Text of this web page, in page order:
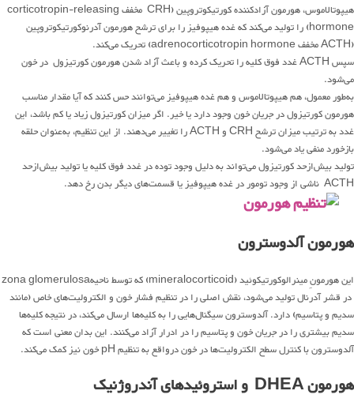
هیپوتالاموس، هورمون آزادکننده کورتیکوتروپین (CRH مخفف corticotropin-releasing
hormone) را تولید می‌کند که غده هیپوفیز را برای ترشح هورمون آدرنوکورتیکوتروپین
(ACTH مخفف adrenocorticotropin hormone) تحریک می‌کند.
سپس ACTH غدد فوق کلیه را تحریک کرده و باعث آزاد شدن هورمون کورتیزول در خون
می‌شود.
به‌طور معمول، هم هیپوتالاموس و هم غده هیپوفیز می‌توانند حس کنند که آیا مقدار مناسب
هورمون کورتیزول در جریان خون وجود دارد یا خیر. اگر میزان کورتیزول زیاد یا کم باشد، این
غدد به ترتیب میزان ترشح CRH و ACTH را تغییر می‌دهند. از این تنظیم، به‌عنوان حلقه
بازخورد منفی یاد می‌شود.
تولید بیش‌ازحد کورتیزول می‌تواند به دلیل وجود توده در غدد فوق کلیه یا تولید بیش‌ازحد
ACTH ناشی از وجود تومور در غده هیپوفیز یا قسمت‌های دیگر بدن رخ دهد.
هورمون آلدوسترون
این هورمونِ مینرالوکورتیکوئید (mineralocorticoid) که توسط ناحیهzona glomerulosa
در قشر آدرنال تولید می‌شود، نقش اصلی را در تنظیم فشار خون و الکترولیت‌های خاص (مانند
سدیم و پتاسیم) دارد. آلدوسترون سیگنال‌هایی را به کلیه‌ها ارسال می‌کند، در نتیجه کلیه‌ها
سدیم بیشتری را در جریان خون و پتاسیم را در ادرار آزاد می‌کنند. این بدان معنی است که
آلدوسترون با کنترل سطح الکترولیت‌ها در خون درواقع به تنظیم pH خون نیز کمک می‌کند.
هورمون DHEA و استروئیدهای آندروژنیک